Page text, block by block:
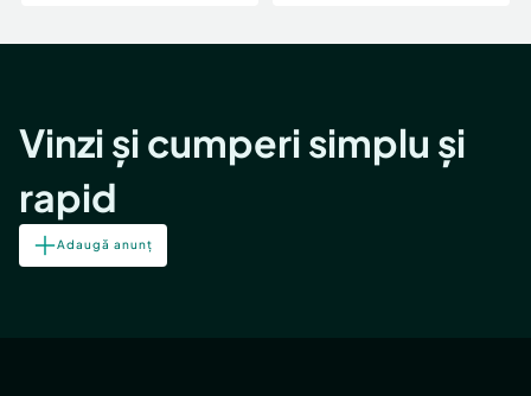
Vinzi și cumperi simplu și
rapid
Adaugă anunț